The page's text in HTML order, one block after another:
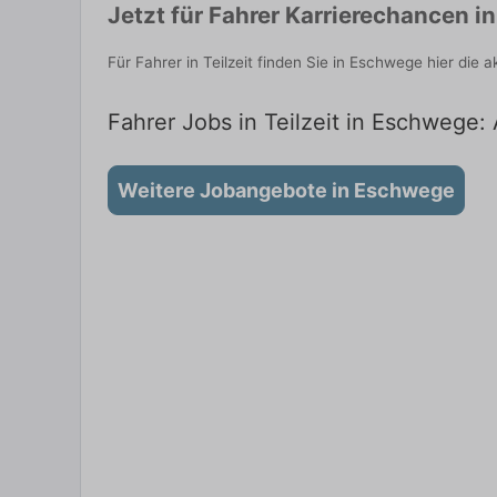
Jetzt für Fahrer Karrierechancen
Für Fahrer in Teilzeit finden Sie in Eschwege hier die
Fahrer Jobs in Teilzeit in
Weitere Jobangebote in Eschwege